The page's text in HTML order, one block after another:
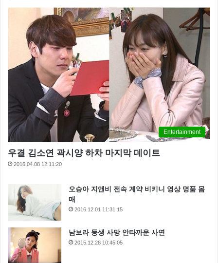
감성을 자극하는 스페인 요리
10.Asador Etxebarri (Axpe, 스페인)
Entertainment
우결 김소연 곽시양 하차 마지막 데이트
2016.04.08 12:11:20
오승아 지앤비 전속 계약 비키니 영상 명품 몸
매
2016.12.01 11:31:15
남보라 동생 사망 안타까운 사연
2015.12.28 10:45:05